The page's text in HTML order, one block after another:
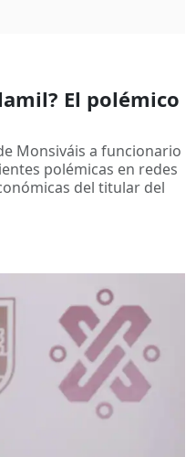
El polémico
Monsiváis a funcionario
polémicas en redes
del titular del